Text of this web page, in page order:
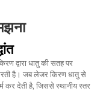
द्वारा धातु की सतह पर
करती है। जब लेजर किरण धातु से
कर देती है, जिससे स्थानीय स्तर